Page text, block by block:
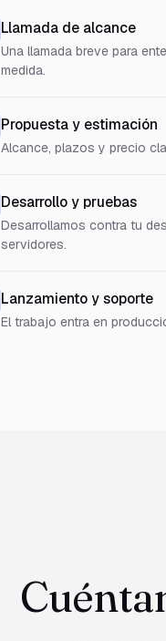
Llamada de alcance
Una llamada breve para
medida.
Propuesta y estimación
Alcance, plazos y precio
Desarrollo y pruebas
Desarrollamos contra tu
servidores.
Lanzamiento y soporte
El trabajo entra en